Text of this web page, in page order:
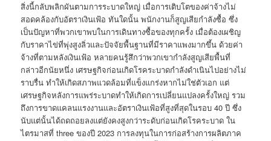
สิ่งนี้กลับพลิกผันตามการระบาดใหญ่ เมื่อการเติบโตของค่าจ้างไม่
สอดคล้องกับอัตราเงินเฟ้อ ทันใดนั้น พนักงานก็สูญเสียกำลังซื้อ ซึ่ง
เป็นปัญหาที่พวกเขาพบในการเดินทางซื้อของทุกครั้ง เมื่อต้องเผชิญ
กับราคาไข่ที่พุ่งสูงลิ่วและปัจจัยพื้นฐานที่มีราคาแพงมากขึ้น ด้วยค่า
จ้างที่ตามหลังเงินเฟ้อ หลายคนรู้สึกว่าพวกเขากำลังสูญเสียพื้นที่
กล่าวอีกนัยหนึ่ง เศรษฐกิจก่อนเกิดโรคระบาดกำลังดำเนินไปอย่างไม่
ราบรื่น ทำให้เกิดสภาพแวดล้อมที่แข็งแกร่งหากไม่ใช่ตัวเอก แต่
เศรษฐกิจหลังการแพร่ระบาดทำให้เกิดการเปลี่ยนแปลงครั้งใหญ่ รวม
ถึงการขาดแคลนแรงงานและอัตราเงินเฟ้อที่สูงที่สุดในรอบ 40 ปี ซึ่ง
นับแต่นั้นได้ถดถอยลงแต่ยังคงสูงกว่าระดับก่อนเกิดโรคระบาด ใน
ไตรมาสที่ three ของปี 2023 การลงทุนในการก่อสร้างการผลิตภาค